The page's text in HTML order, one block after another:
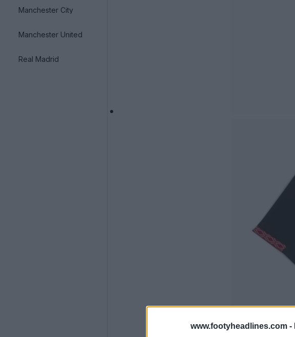
www.footyheadlines.com -
Manchester City
Manchester United
Real Madrid